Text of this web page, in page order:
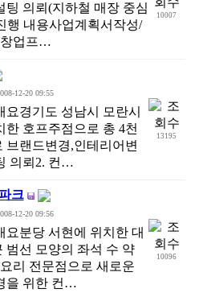
팅 의뢰(지하철 매장 중심
행 내용사업계획서작성/
창업프…
10007
12-20 09:55
요경기도 성남시 모란시
한 호프주점으로 총 4천
브랜드변경,인테리어변
의뢰2. 컨…
13195
크
12-20 09:56
요분당 서현에 위치한 대
범선 모양의 좌석 수 약
리 전문점으로 새로운
을 위한 컨…
10096